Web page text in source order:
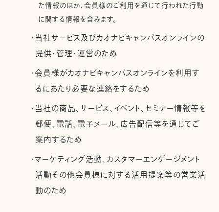
た情報のほか、会員様のご利用を通じて行われた行動
に関する情報を含みます。
・当社サービス及びカオナビキャンパスオンラインの
提供・管理・運営のため
・会員様がカオナビキャンパスオンラインを利用す
るにあたり必要な連絡をするため
・当社の商品、サービス、イベント、セミナー情報等を
郵便、電話、電子メール、広告配信等を通じてご
案内するため
・マーケティング活動、カスタマーエンゲージメント
活動その他会員様に対する活用提案等の営業活
動のため